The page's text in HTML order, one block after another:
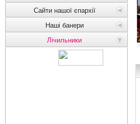
Сайти нашої єпархії
Наші банери
Лічильники